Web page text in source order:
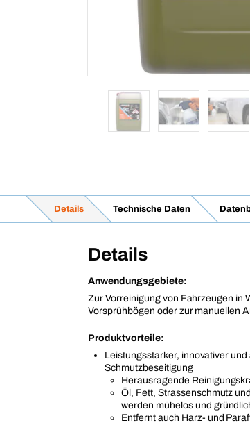
Details Technische Daten
Details
Anwendungsgebiete:
Zur Vorreinigung von Fahrzeugen in
Vorsprühbögen oder zur manuellen
Produktvorteile:
Leistungsstarker, innovativer
Schmutzbeseitigung
Herausragende
Öl, Fett, Strassenschmutz
werden mühelos und
Entfernt auch Harz- und